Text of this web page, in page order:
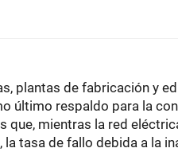
plantas de fabricación y
último respaldo para la
que, mientras la red
la tasa de fallo debida a la